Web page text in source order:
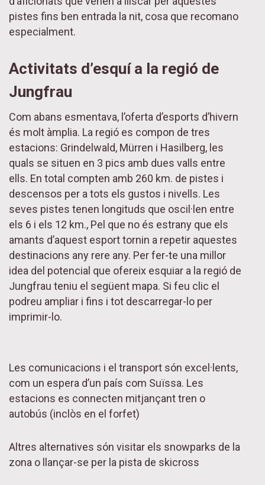
pistes fins ben entrada la nit, cosa que recomano
especialment.
Activitats d’esquí a la regió de
Jungfrau
Com abans esmentava, l’oferta d’esports d’hivern
és molt àmplia. La regió es compon de tres
estacions: Grindelwald, Mürren i Hasilberg, les
quals se situen en 3 pics amb dues valls entre
ells. En total compten amb 260 km. de pistes i
descensos per a tots els gustos i nivells. Les
seves pistes tenen longituds que oscil·len entre
els 6 i els 12 km., Pel que no és estrany que els
amants d’aquest esport tornin a repetir aquestes
destinacions any rere any. Per fer-te una millor
idea del potencial que ofereix esquiar a la regió de
Jungfrau teniu el següent mapa. Si feu clic el
podreu ampliar i fins i tot descarregar-lo per
imprimir-lo.
Les comunicacions i el transport són excel·lents,
com un espera d’un país com Suïssa. Les
estacions es connecten mitjançant tren o
autobús (inclòs en el forfet)
Altres alternatives són visitar els snowparks de la
zona o llançar-se per la pista de skicross